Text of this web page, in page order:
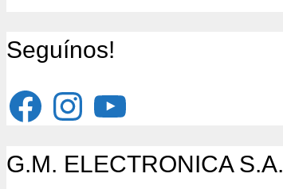
Seguínos!
FacebookInstagramYouTube
G.M. ELECTRONICA S.A.